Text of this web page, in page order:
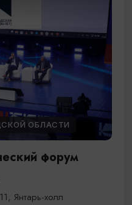
ОБЛАСТИ
форум
Янтарь-холл